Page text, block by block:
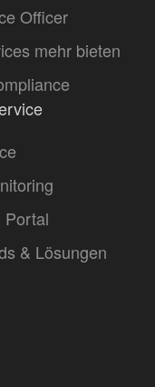
Officer
mehr bieten
Portal
& Lösungen